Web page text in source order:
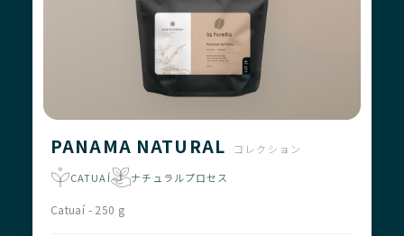
PANAMA NATURAL
コレクション
CATUAÍ
ナチュラルプロセス
Catuaí - 250 g